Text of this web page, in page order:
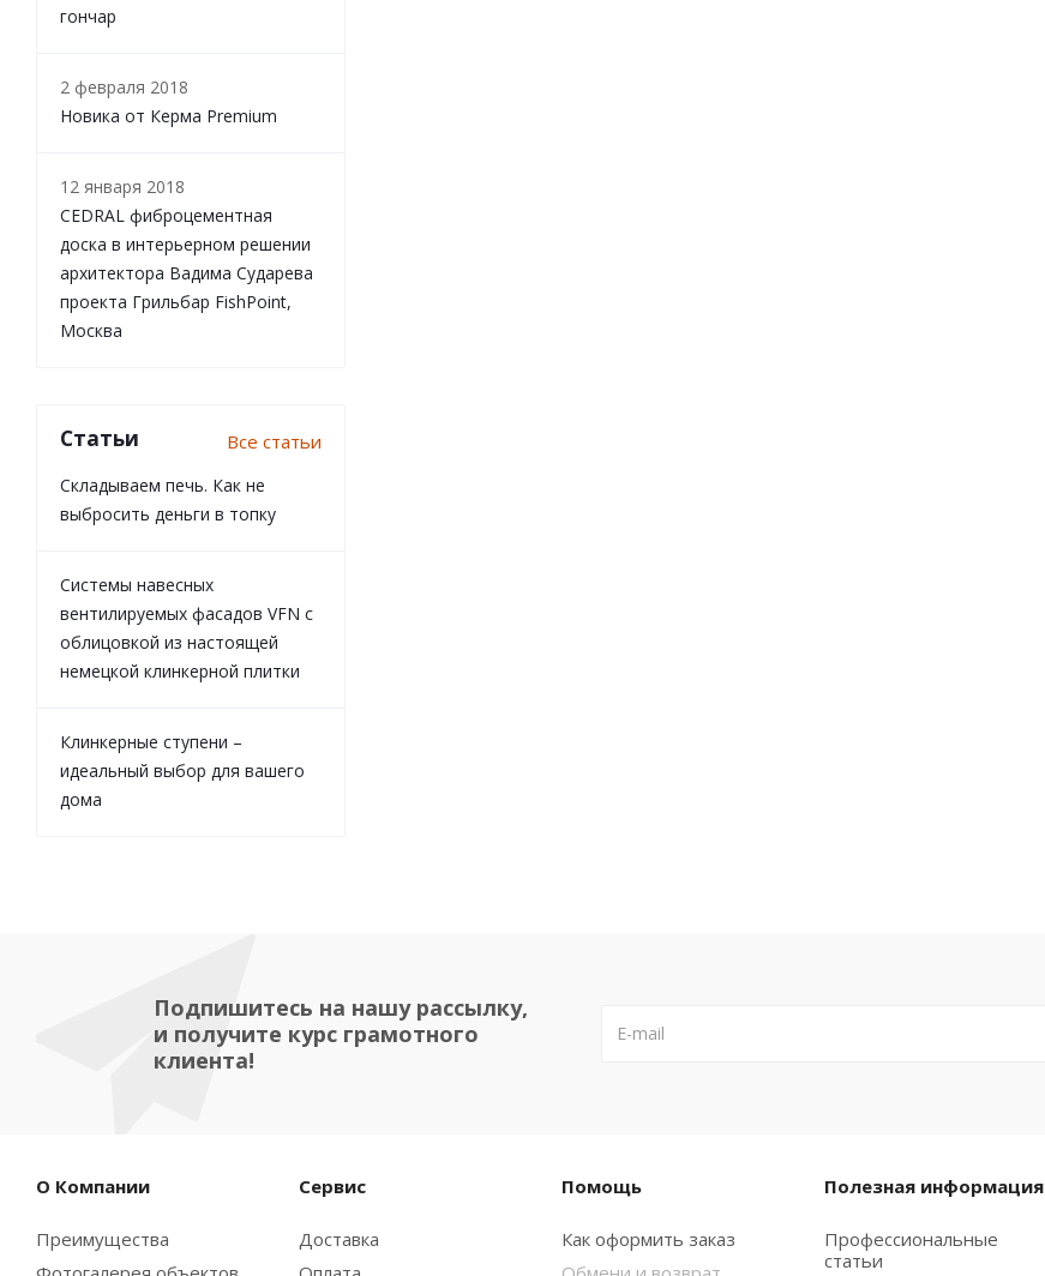
гончар
2 февраля 2018
Новика от Керма Premium
12 января 2018
CEDRAL фиброцементная
доска в интерьерном решении
архитектора Вадима Сударева
проекта Грильбар FishPoint,
Москва
Статьи Все статьи
Складываем печь. Как не
выбросить деньги в топку
Системы навесных
вентилируемых фасадов VFN с
облицовкой из настоящей
немецкой клинкерной плитки
Клинкерные ступени –
идеальный выбор для вашего
дома
Подпишитесь на нашу рассылку,
и получите курс грамотного
клиента!
О Компании
Преимущества
Сервис
Доставка
Помощь
Как оформить заказ
Полезная информация
Профессиональные
статьи